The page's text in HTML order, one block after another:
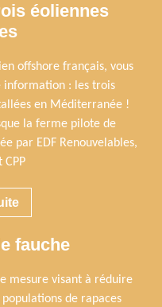
éoliennes
offshore français, vous
information : les trois
en Méditerranée !
la ferme pilote de
par EDF Renouvelables,
CPP
fauche
mesure visant à réduire
populations de rapaces